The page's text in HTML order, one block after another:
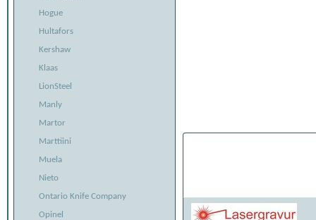
Hogue
Hultafors
Kershaw
Klaas
LionSteel
Manly
Martor
Marttiini
Muela
Nieto
Ontario Knife Company
Opinel